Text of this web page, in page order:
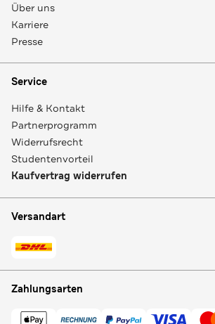
Über uns
Karriere
Presse
Service
Hilfe & Kontakt
Partnerprogramm
Widerrufsrecht
Studentenvorteil
Kaufvertrag widerrufen
Versandart
Zahlungsarten